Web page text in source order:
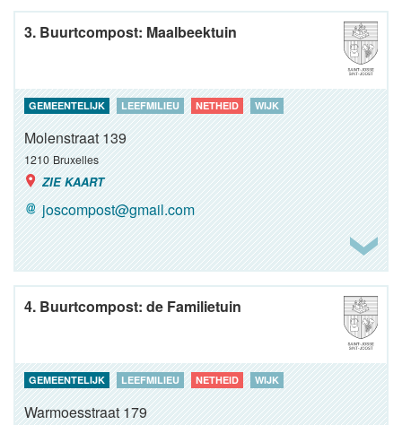
3. Buurtcompost: Maalbeektuin
GEMEENTELIJK LEEFMILIEU NETHEID WIJK
Molenstraat 139
1210 Bruxelles
ZIE KAART
joscompost@gmail.com
4. Buurtcompost: de Familietuin
GEMEENTELIJK LEEFMILIEU NETHEID WIJK
Warmoesstraat 179